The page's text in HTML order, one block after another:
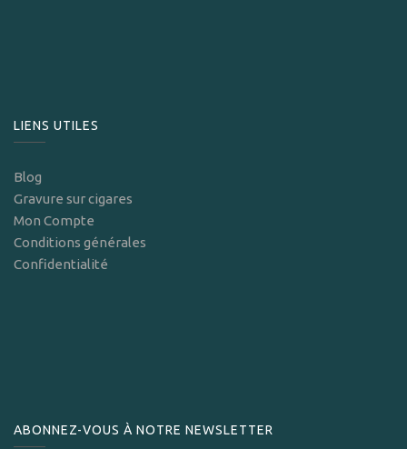
LIENS UTILES
Blog
Gravure sur cigares
Mon Compte
Conditions générales
Confidentialité
ABONNEZ-VOUS À NOTRE NEWSLETTER